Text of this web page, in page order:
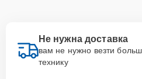
Не нужна доставка
вам не нужно везти
технику